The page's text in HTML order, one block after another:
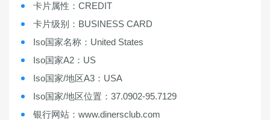
卡片属性：CREDIT
卡片级别：BUSINESS CARD
Iso国家名称：United States
Iso国家A2：US
Iso国家/地区A3：USA
Iso国家/地区位置：37.0902-95.7129
银行网站：www.dinersclub.com